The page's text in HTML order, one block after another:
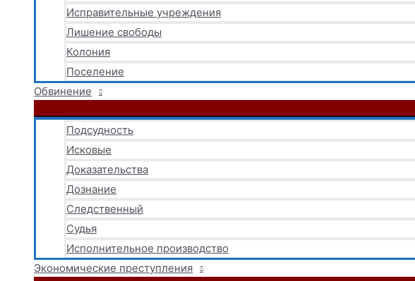
Исправительные учреждения
Лишение свободы
Колония
Поселение
Обвинение
Подсудность
Исковые
Доказательства
Дознание
Следственный
Судья
Исполнительное производство
Экономические преступления